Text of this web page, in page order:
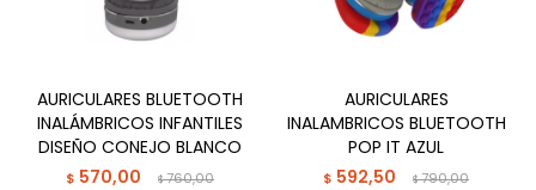
AURICULARES BLUETOOTH
INALÁMBRICOS INFANTILES
DISEÑO CONEJO BLANCO
$ 570,00 $760,00
AURICULARES
INALAMBRICOS BLUETOOTH
POP IT AZUL
$ 592,50 $790,00